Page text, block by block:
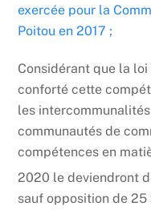
exercée pour la
Poitou en 2017 ;
Considérant que la loi
conforté cette
les
communautés de
compétences en
2020 le deviendront
sauf opposition de